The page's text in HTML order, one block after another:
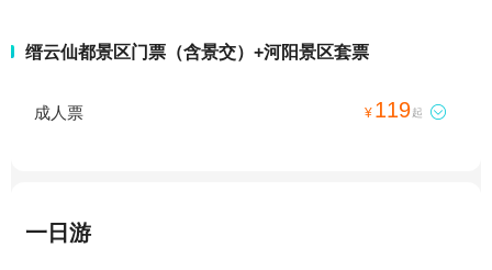
缙云仙都景区门票（含景交）+河阳景区套票
成人票 ¥ 119起 
一日游